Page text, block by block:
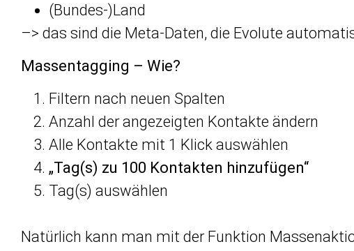
(Bundes-)Land
–> das sind die Meta-Daten, die Evolute
Massentagging – Wie?
Filtern nach neuen Spalten
Anzahl der angezeigten Kontakte ändern
Alle Kontakte mit 1 Klick auswählen
„Tag(s) zu 100 Kontakten hinzufügen“
Tag(s) auswählen
Natürlich kann man mit der Funktion